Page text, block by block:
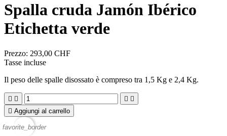
Spalla cruda Jamón Ibérico
Etichetta verde
Prezzo: 293,00 CHF
Tasse incluse
Il peso delle spalle disossato è compreso tra 1,5 Kg e 2,4 Kg.
   
 Aggiungi al carrello
favorite_border